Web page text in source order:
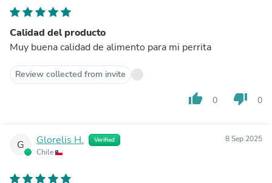
Calidad del producto
Muy buena calidad de alimento para mi perrita
Review collected from invite
thumb_up 0 thumb_down 0
G Glorelis H. Verified
Chile
8 Sep 2025